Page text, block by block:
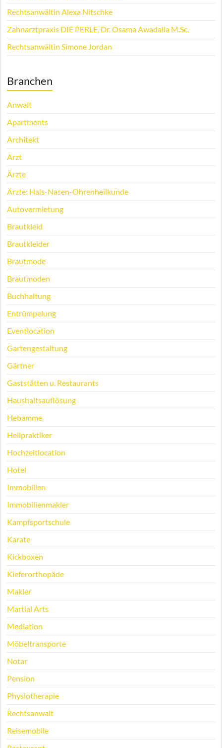
Rechtsanwältin Alexa Nitschke
Zahnarztpraxis DIE PERLE, Dr. Osama Awadalla M.Sc.
Rechtsanwältin Simone Jordan
Branchen
Anwalt
Apartments
Architekt
Arzt
Ärzte
Ärzte: Hals-Nasen-Ohrenheilkunde
Autovermietung
Brautkleid
Brautkleider
Brautmode
Brautmoden
Buchhaltung
Entrümpelung
Eventlocation
Gartengestaltung
Gärtner
Gaststätten u. Restaurants
Haushaltsauflösung
Hebamme
Heilpraktiker
Hochzeitlocation
Hotel
Immobilien
Immobilienmakler
Kampfsportschule
Karate
Kickboxen
Kieferorthopäde
Makler
Martial Arts
Mediation
Möbeltransporte
Notar
Pension
Physiotherapie
Rechtsanwalt
Reisemobile